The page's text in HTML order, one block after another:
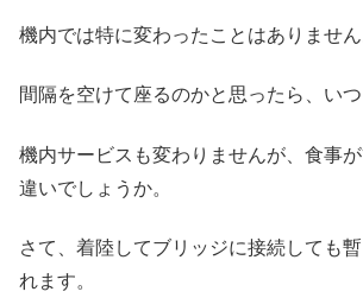
機内では特に変わったことはありません
間隔を空けて座るのかと思ったら、いつ
機内サービスも変わりませんが、食事
違いでしょうか。
さて、着陸してブリッジに接続しても
れます。